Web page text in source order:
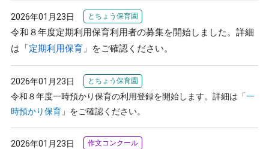
2026年01月23日 とちょう保育園
令和８年度定期利用保育利用者の募集を開始しました。詳細
は「定期利用保育」をご確認ください。
2026年01月23日 とちょう保育園
令和８年度一時預かり保育の利用登録を開始します。詳細は「一
時預かり保育」をご確認ください。
2026年01月23日 作文コンクール